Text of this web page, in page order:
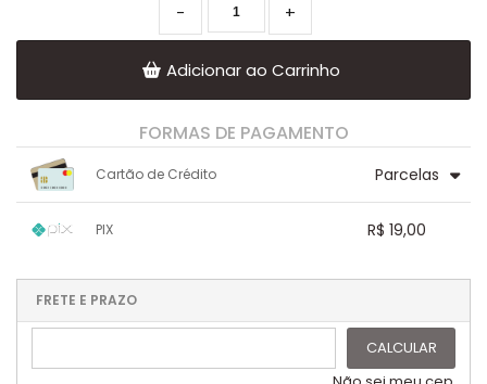
+
-
Adicionar ao Carrinho
FORMAS DE PAGAMENTO
Cartão de Crédito Parcelas
PIX R$ 19,00
...
....
FRETE E PRAZO
CALCULAR